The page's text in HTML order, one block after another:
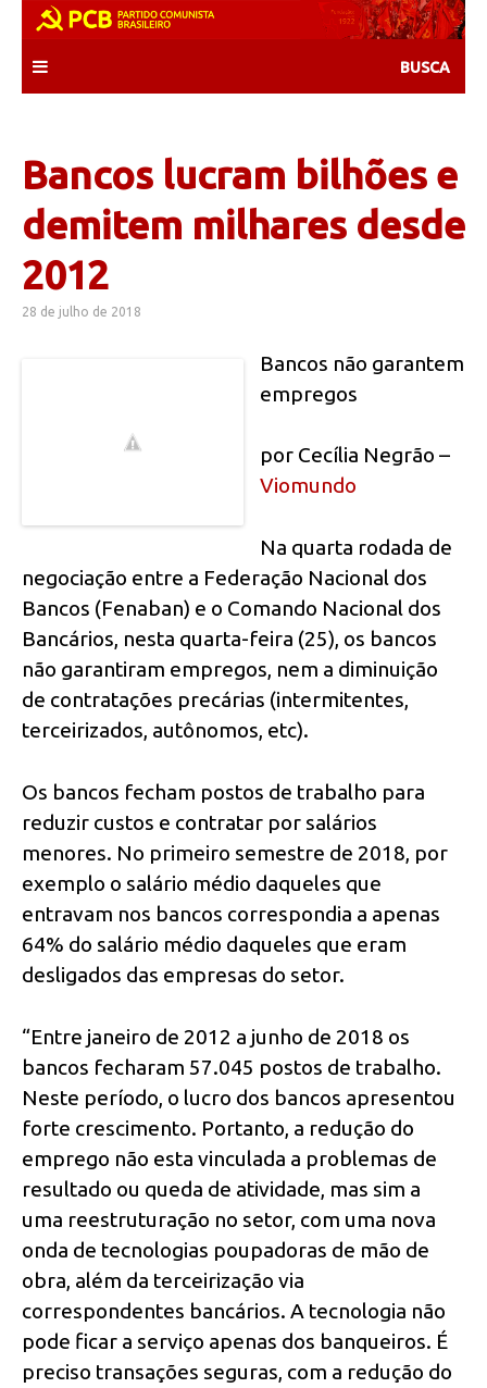
content
Bancos lucram bilhões e
demitem milhares desde
2012
28 de julho de 2018
Bancos não garantem
empregos
por Cecília Negrão –
Viomundo
Na quarta rodada de
negociação entre a Federação Nacional dos
Bancos (Fenaban) e o Comando Nacional dos
Bancários, nesta quarta-feira (25), os bancos
não garantiram empregos, nem a diminuição
de contratações precárias (intermitentes,
terceirizados, autônomos, etc).
Os bancos fecham postos de trabalho para
reduzir custos e contratar por salários
menores. No primeiro semestre de 2018, por
exemplo o salário médio daqueles que
entravam nos bancos correspondia a apenas
64% do salário médio daqueles que eram
desligados das empresas do setor.
“Entre janeiro de 2012 a junho de 2018 os
bancos fecharam 57.045 postos de trabalho.
Neste período, o lucro dos bancos apresentou
forte crescimento. Portanto, a redução do
emprego não esta vinculada a problemas de
resultado ou queda de atividade, mas sim a
uma reestruturação no setor, com uma nova
onda de tecnologias poupadoras de mão de
obra, além da terceirização via
correspondentes bancários. A tecnologia não
pode ficar a serviço apenas dos banqueiros. É
preciso transações seguras, com a redução do